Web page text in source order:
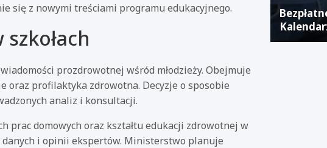
się z nowymi treściami programu edukacyjnego.
prozdrowotnej wśród młodzieży. Obejmuje
oraz profilaktyka zdrowotna. Decyzje o sposobie
analiz i konsultacji.
prac domowych oraz kształtu edukacji zdrowotnej w
danych i opinii ekspertów. Ministerstwo planuje